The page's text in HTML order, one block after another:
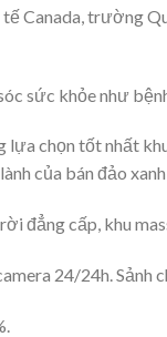
Canada, trường
sức khỏe như
chọn tốt nhất
của bán đảo
đẳng cấp, khu
24/24h. Sảnh